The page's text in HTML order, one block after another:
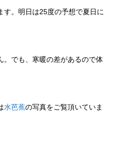
す。明日は25度の予想で夏日に
。でも、寒暖の差があるので体
水芭蕉の写真をご覧頂いていま